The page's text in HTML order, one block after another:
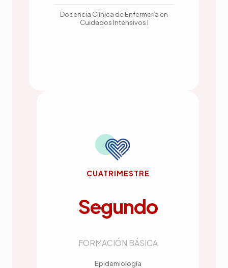
Docencia Clínica de Enfermería en
Cuidados Intensivos I
CUATRIMESTRE
Segundo
FORMACIÓN BÁSICA
Epidemiología